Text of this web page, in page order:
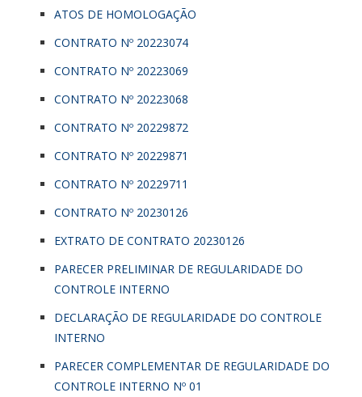
ATOS DE HOMOLOGAÇÃO
CONTRATO Nº 20223074
CONTRATO Nº 20223069
CONTRATO Nº 20223068
CONTRATO Nº 20229872
CONTRATO Nº 20229871
CONTRATO Nº 20229711
CONTRATO Nº 20230126
EXTRATO DE CONTRATO 20230126
PARECER PRELIMINAR DE REGULARIDADE DO
CONTROLE INTERNO
DECLARAÇÃO DE REGULARIDADE DO CONTROLE
INTERNO
PARECER COMPLEMENTAR DE REGULARIDADE DO
CONTROLE INTERNO Nº 01